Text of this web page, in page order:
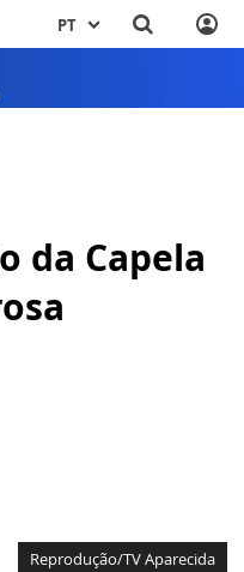
PT
da Capela
Reprodução/TV Aparecida